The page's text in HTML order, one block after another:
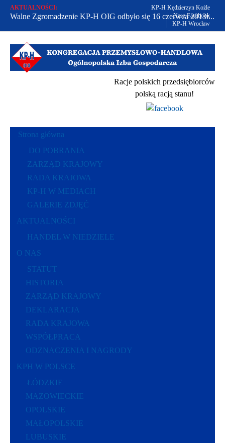
AKTUALNOŚCI:
Walne Zgromadzenie KP-H OIG odbyło się 16 czerwca 2013r...
Od 2002 r. bronimy praw polskich przedsiębiorców...
Racje polskich przedsiębiorców polską racją stanu...
KP-H Kędzierzyn Kożle
Nasz Facebook
KP-H Wrocław
Racje polskich przedsiębiorców
polską racją stanu!
Strona główna
DO POBRANIA
ZARZĄD KRAJOWY
RADA KRAJOWA
KP-H W MEDIACH
GALERIE ZDJĘĆ
AKTUALNOŚCI
HANDEL W NIEDZIELE
O NAS
STATUT
HISTORIA
ZARZĄD KRAJOWY
DEKLARACJA
RADA KRAJOWA
WSPÓŁPRACA
ODZNACZENIA I NAGRODY
KPH W POLSCE
ŁÓDZKIE
MAZOWIECKIE
OPOLSKIE
MAŁOPOLSKIE
LUBUSKIE